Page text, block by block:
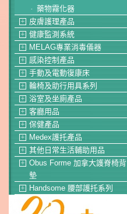
- 藥物霧化器
＋ 皮膚護理產品
＋ 健康監測系統
＋ MELAG專業消毒儀器
＋ 感染控制產品
＋ 手動及電動復康床
＋ 輪椅及助行用具系列
＋ 浴室及坐廁產品
＋ 客廳用品
＋ 保健產品
＋ Medex護托產品
＋ 其他日常生活輔助用品
＋
Obus Forme 加拿大護脊椅背
墊
＋ Handsome 腰部護托系列